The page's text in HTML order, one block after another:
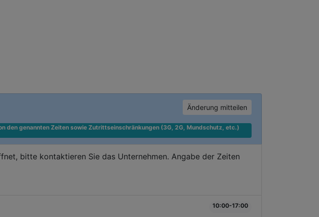
Änderung mitteilen
den genannten Zeiten sowie Zutrittseinschränkungen (3G, 2G, Mundschutz, etc.)
bitte kontaktieren Sie das Unternehmen. Angabe der Zeiten
10:00-17:00